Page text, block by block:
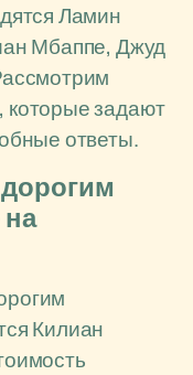
Ламин
Мбаппе, Джуд
задают
ответы.
Килиан